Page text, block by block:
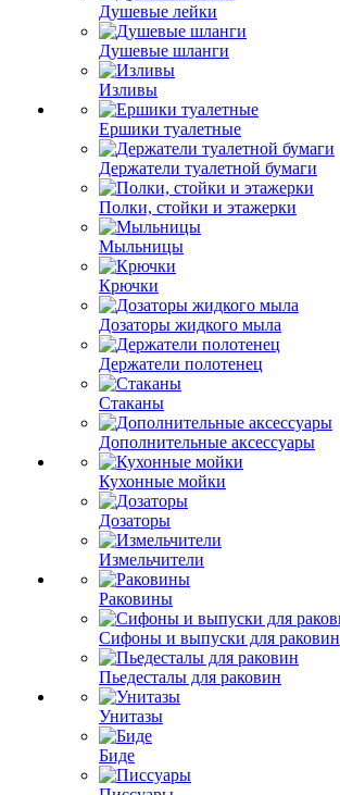
Душевые лейки
Душевые шланги
Изливы
Ершики туалетные
Держатели туалетной бумаги
Полки, стойки и этажерки
Мыльницы
Крючки
Дозаторы жидкого мыла
Держатели полотенец
Стаканы
Дополнительные аксессуары
Кухонные мойки
Дозаторы
Измельчители
Раковины
Сифоны и выпуски для раковин
Пьедесталы для раковин
Унитазы
Биде